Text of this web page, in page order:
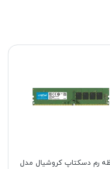
رم دسکتاپ کروشیال مدل